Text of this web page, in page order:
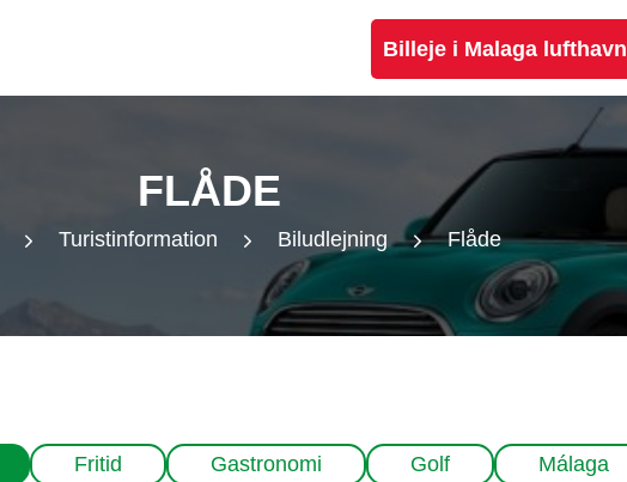
Billeje i Malaga lufthavn
FLÅDE
Turistinformation Biludlejning Flåde
Fritid Gastronomi Golf Málaga